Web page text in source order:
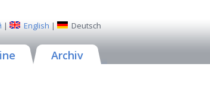
| English | Deutsch
Archiv